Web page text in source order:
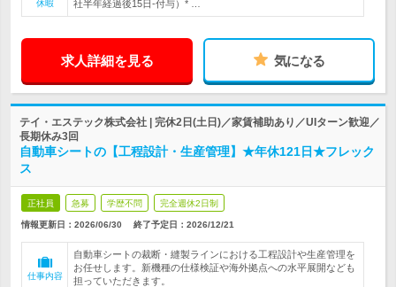
休暇
社半年経過後15日-付与）* …
求人詳細を見る 気になる
テイ・エステック株式会社 | 完休2日(土日)／家賃補助あり／UIターン歓迎／
長期休み3回
自動車シートの【工程設計・生産管理】★年休121日★フレック
ス
正社員 急募 学歴不問 完全週休2日制
情報更新日：2026/06/30 終了予定日： 2026/12/21
仕事内容
自動車シートの裁断・縫製ラインにおける工程設計や生産管理を
お任せします。新機種の仕様検証や海外拠点への水平展開なども
担っていただきます。